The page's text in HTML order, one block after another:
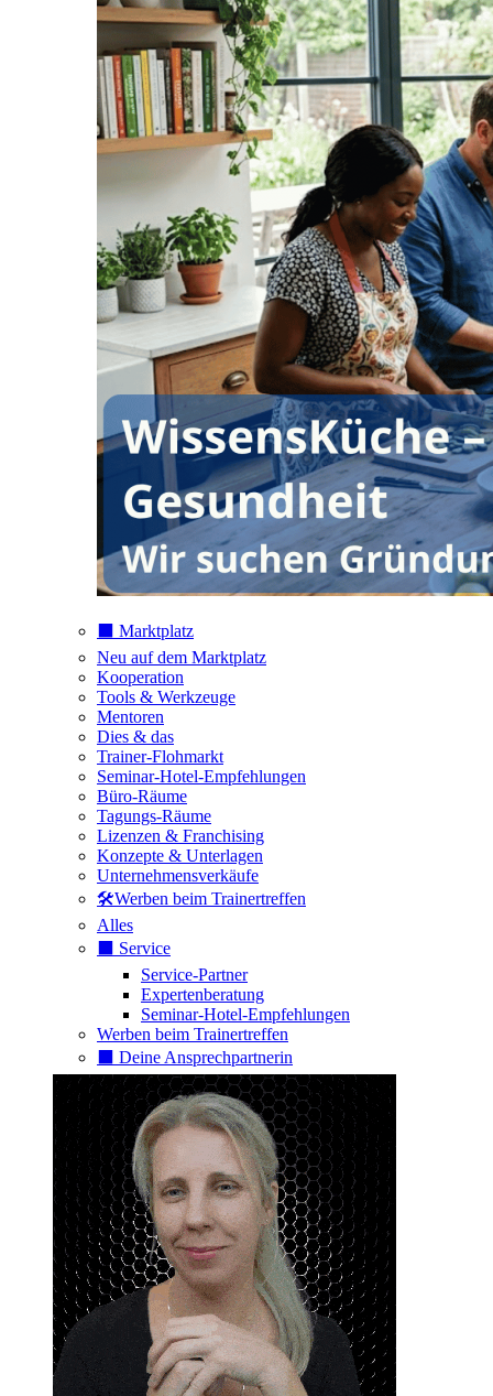
⬛️ Marktplatz
Neu auf dem Marktplatz
Kooperation
Tools & Werkzeuge
Mentoren
Dies & das
Trainer-Flohmarkt
Seminar-Hotel-Empfehlungen
Büro-Räume
Tagungs-Räume
Lizenzen & Franchising
Konzepte & Unterlagen
Unternehmensverkäufe
🛠️Werben beim Trainertreffen
Alles
⬛️ Service
Service-Partner
Expertenberatung
Seminar-Hotel-Empfehlungen
Werben beim Trainertreffen
⬛️ Deine Ansprechpartnerin